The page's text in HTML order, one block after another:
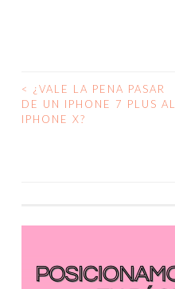
NAVEGACIÓN
DE
< ¿VALE LA PENA PASAR
DE UN IPHONE 7 PLUS AL
IPHONE X?
vídeo